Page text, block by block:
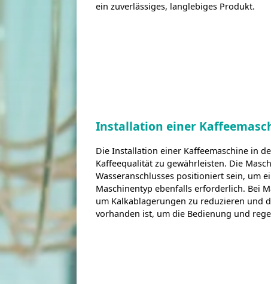
ein zuverlässiges, langlebiges Produkt.
Installation einer
Die Installation einer Kaffeemaschine in
Kaffeequalität zu gewährleisten. Die
Wasseranschlusses positioniert sein, um
Maschinentyp ebenfalls erforderlich. Bei
um Kalkablagerungen zu reduzieren und
vorhanden ist, um die Bedienung und